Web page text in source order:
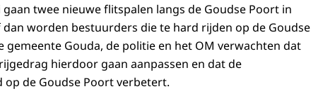
twee nieuwe flitspalen langs de Goudse Poort in
dan worden bestuurders die te hard rijden op de Goudse
gemeente Gouda, de politie en het OM verwachten dat
hierdoor gaan aanpassen en dat de
op de Goudse Poort verbetert.